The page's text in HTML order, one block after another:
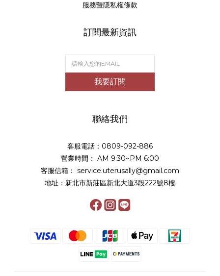
服務暨隱私權條款
訂閱最新資訊
我要訂閱
聯絡我們
客服電話：0809-092-886
營業時間： AM 9:30~PM 6:00
客服信箱： service.uterusally@gmail.com
地址：新北市新莊區新北大道3段222號8樓